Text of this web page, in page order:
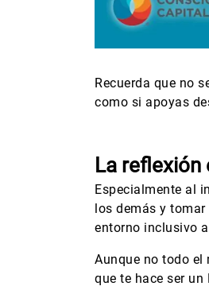
Recuerda que no
como si apoyas
La reflexión
Especialmente al
los demás y
entorno inclusivo
Aunque no todo el
que te hace ser